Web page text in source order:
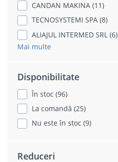
CANDAN MAKINA (11)
TECNOSYSTEMI SPA (8)
ALIAJUL INTERMED SRL (6)
Mai multe
Disponibilitate
În stoc (96)
La comandă (25)
Nu este în stoc (9)
Reduceri